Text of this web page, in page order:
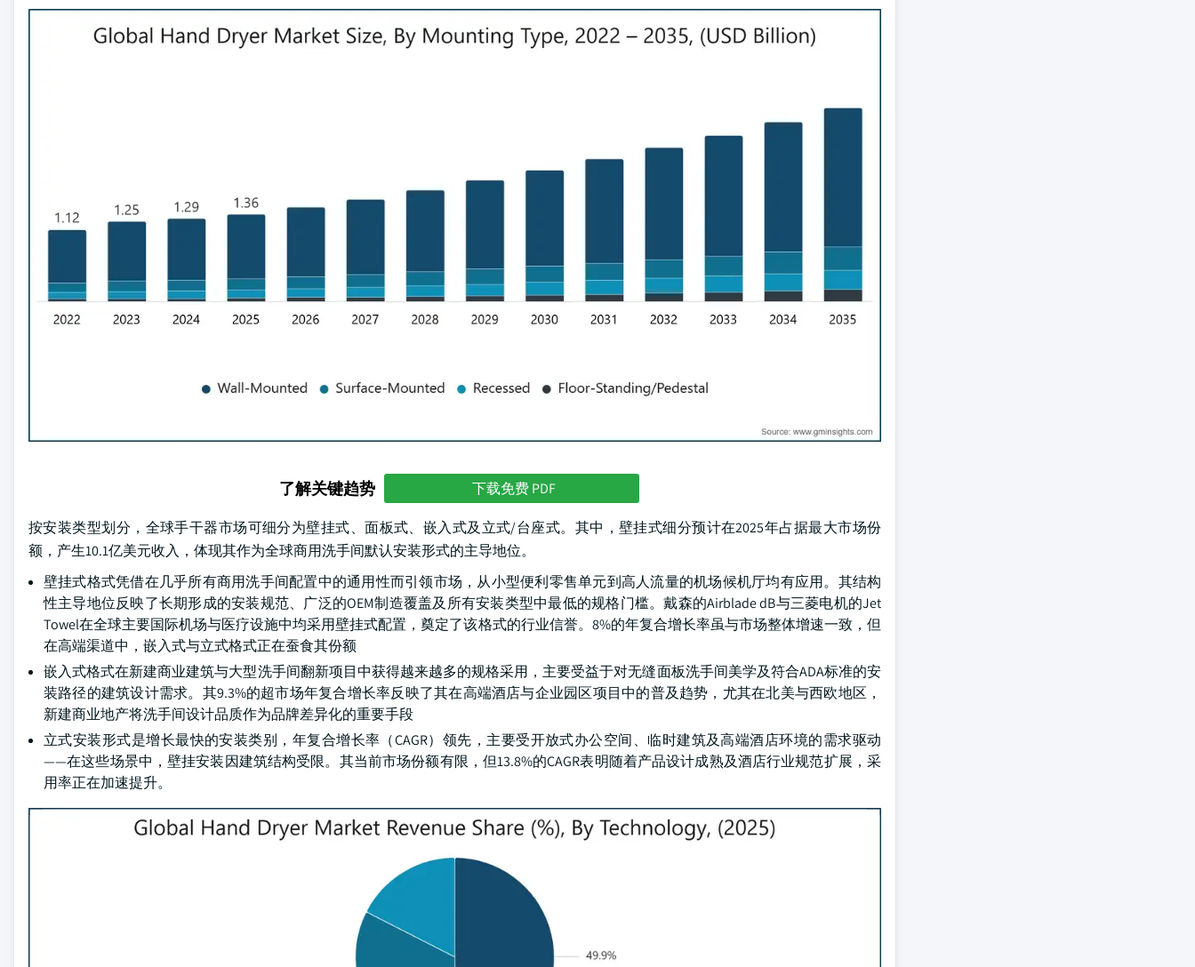
了解关键趋势 下载免费 PDF
按安装类型划分，全球手干器市场可细分为壁挂式、面板式、嵌入式及立式/台座式。其中，壁挂式细分预计在2025年占据最大市场份
额，产生10.1亿美元收入，体现其作为全球商用洗手间默认安装形式的主导地位。
壁挂式格式凭借在几乎所有商用洗手间配置中的通用性而引领市场，从小型便利零售单元到高人流量的机场候机厅均有应用。其结构
性主导地位反映了长期形成的安装规范、广泛的OEM制造覆盖及所有安装类型中最低的规格门槛。戴森的Airblade dB与三菱电机的Jet
Towel在全球主要国际机场与医疗设施中均采用壁挂式配置，奠定了该格式的行业信誉。8%的年复合增长率虽与市场整体增速一致，但
在高端渠道中，嵌入式与立式格式正在蚕食其份额
嵌入式格式在新建商业建筑与大型洗手间翻新项目中获得越来越多的规格采用，主要受益于对无缝面板洗手间美学及符合ADA标准的安
装路径的建筑设计需求。其9.3%的超市场年复合增长率反映了其在高端酒店与企业园区项目中的普及趋势，尤其在北美与西欧地区，
新建商业地产将洗手间设计品质作为品牌差异化的重要手段
立式安装形式是增长最快的安装类别，年复合增长率（CAGR）领先，主要受开放式办公空间、临时建筑及高端酒店环境的需求驱动
——在这些场景中，壁挂安装因建筑结构受限。其当前市场份额有限，但13.8%的CAGR表明随着产品设计成熟及酒店行业规范扩展，采
用率正在加速提升。